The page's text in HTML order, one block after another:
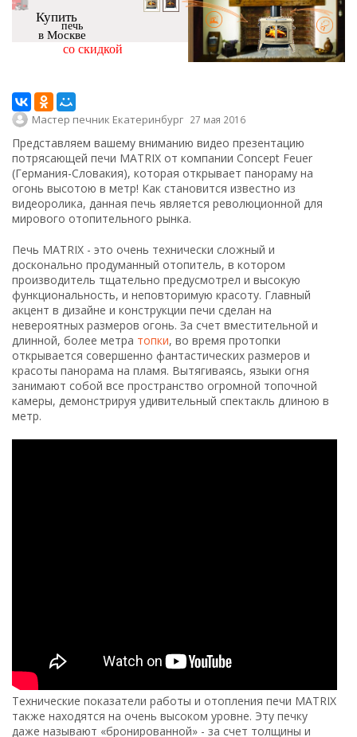
Купить
печь
в Москве
со скидкой
Мастер печник Екатеринбург 27 мая 2016
Представляем вашему вниманию видео презентацию
потрясающей печи MATRIX от компании Concept Feuer
(Германия-Словакия), которая открывает панораму на
огонь высотою в метр! Как становится известно из
видеоролика, данная печь является революционной для
мирового отопительного рынка.
Печь MATRIX - это очень технически сложный и
досконально продуманный отопитель, в котором
производитель тщательно предусмотрел и высокую
функциональность, и неповторимую красоту. Главный
акцент в дизайне и конструкции печи сделан на
невероятных размеров огонь. За счет вместительной и
длинной, более метра топки, во время протопки
открывается совершенно фантастических размеров и
красоты панорама на пламя. Вытягиваясь, языки огня
занимают собой все пространство огромной топочной
камеры, демонстрируя удивительный спектакль длиною в
метр.
Технические показатели работы и отопления печи MATRIX
также находятся на очень высоком уровне. Эту печку
даже называют «бронированной» - за счет толщины и